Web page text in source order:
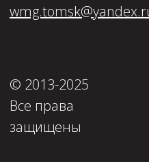
© 2013-2025
Все права
защищены